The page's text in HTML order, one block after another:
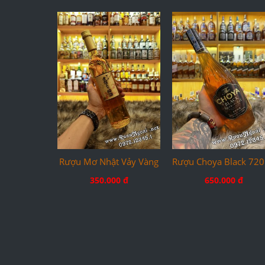
Rượu Mơ Nhật Vảy Vàng
350.000 đ
Rượu Choya Black
650.000 đ